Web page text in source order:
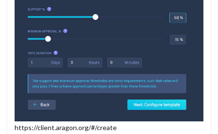
https://client.aragon.org/#/create